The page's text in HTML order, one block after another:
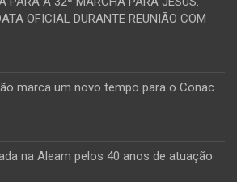
OFICIAL DURANTE REUNIÃO COM
marca um novo tempo para o Conac
na Aleam pelos 40 anos de atuação